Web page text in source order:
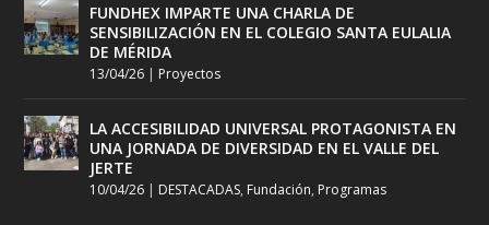
FUNDHEX IMPARTE UNA CHARLA DE
SENSIBILIZACIÓN EN EL COLEGIO SANTA EULALIA
DE MÉRIDA
13/04/26 | Proyectos
LA ACCESIBILIDAD UNIVERSAL PROTAGONISTA EN
UNA JORNADA DE DIVERSIDAD EN EL VALLE DEL
JERTE
10/04/26 | DESTACADAS, Fundación, Programas